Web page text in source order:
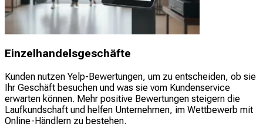
Einzelhandelsgeschäfte
Kunden nutzen Yelp-Bewertungen, um zu entscheiden, ob sie
Ihr Geschäft besuchen und was sie vom Kundenservice
erwarten können. Mehr positive Bewertungen steigern die
Laufkundschaft und helfen Unternehmen, im Wettbewerb mit
Online-Händlern zu bestehen.